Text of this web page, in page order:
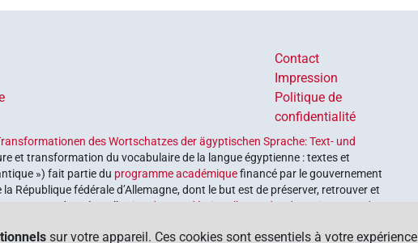
Contact
Impression
Politique de
confidentialité
des Wortschatzes der ägyptischen Sprache: Text- und
et transformation du vocabulaire de la langue égyptienne : textes et
») fait partie du programme académiquefinancé par le gouvernement
République fédérale d’Allemagne, dont le but est de préserver, retrouver et
est coordonné par l’ Union des académies allemandes des sciences et des
sur votre appareil. Ces cookies sont essentiels à votre expérience